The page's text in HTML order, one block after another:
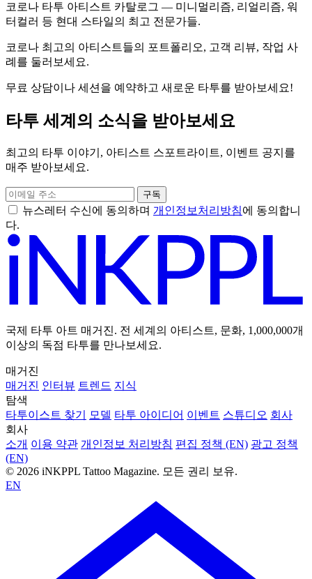
코로나 타투 아티스트 카탈로그 — 미니멀리즘, 리얼리즘, 워
터컬러 등 현대 스타일의 최고 전문가들.
코로나 최고의 아티스트들의 포트폴리오, 고객 리뷰, 작업 사
례를 둘러보세요.
무료 상담이나 세션을 예약하고 새로운 타투를 받아보세요!
타투 세계의 소식을 받아보세요
최고의 타투 이야기, 아티스트 스포트라이트, 이벤트 공지를
매주 받아보세요.
구독
뉴스레터 수신에 동의하며 개인정보처리방침에 동의합니
다.
국제 타투 아트 매거진. 전 세계의 아티스트, 문화, 1,000,000개
이상의 독점 타투를 만나보세요.
매거진
매거진 인터뷰 트렌드 지식
탐색
타투이스트 찾기
모델 타투 아이디어 이벤트 스튜디오 회사
회사
소개 이용 약관 개인정보 처리방침 편집 정책 (EN) 광고 정책
(EN)
© 2026 iNKPPL Tattoo Magazine. 모든 권리 보유.
EN